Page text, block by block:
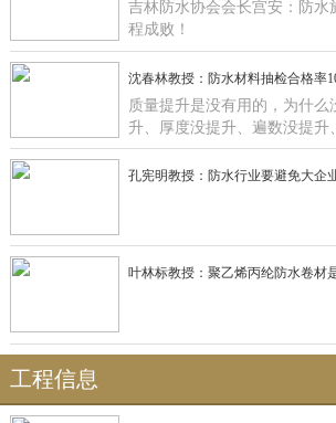
吉林防水协会会长宫安：防水
程成败！
沈春林教授：防水材料抽检合格率
质量提升是没有用的，为什么
升、厚度没提升、遍数没提升
材在那里提升有什么用啊？
孔宪明教授：防水行业要避免大企
叶林标教授：聚乙烯丙纶防水卷材
工程信息